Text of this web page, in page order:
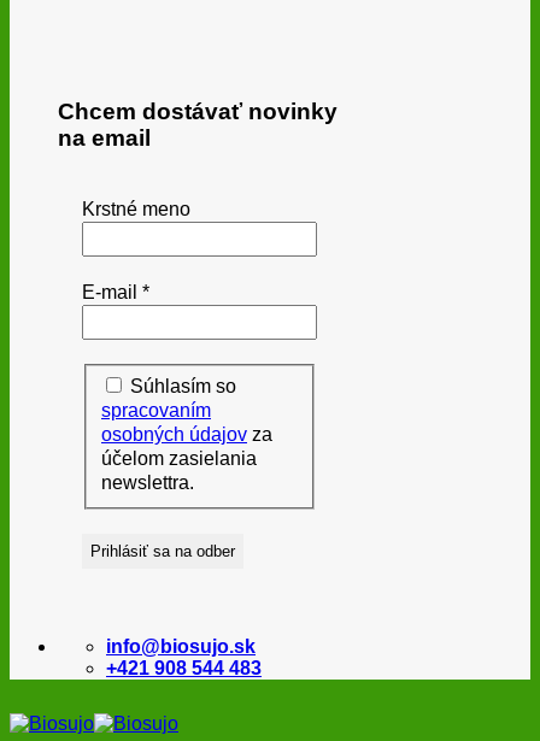
Chcem dostávať novinky
na email
Krstné meno
E-mail *
Súhlasím so
spracovaním
osobných údajov za
účelom zasielania
newslettra.
info@biosujo.sk
+421 908 544 483